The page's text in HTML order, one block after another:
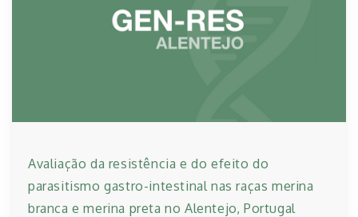
Avaliação da resistência e do efeito do
parasitismo gastro-intestinal nas raças merina
branca e merina preta no Alentejo, Portugal